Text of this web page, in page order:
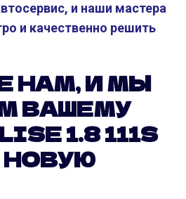
и наши мастера
и качественно решить
НАМ, И МЫ
ВАШЕМУ
1.8 111S
НОВУЮ